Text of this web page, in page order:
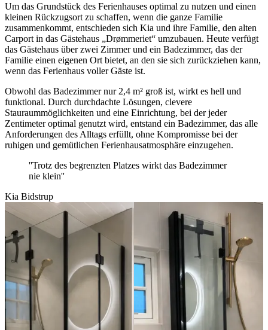
Um das Grundstück des Ferienhauses optimal zu nutzen und einen
kleinen Rückzugsort zu schaffen, wenn die ganze Familie
zusammenkommt, entschieden sich Kia und ihre Familie, den alten
Carport in das Gästehaus „Drømmeriet“ umzubauen. Heute verfügt
das Gästehaus über zwei Zimmer und ein Badezimmer, das der
Familie einen eigenen Ort bietet, an den sie sich zurückziehen kann,
wenn das Ferienhaus voller Gäste ist.
Obwohl das Badezimmer nur 2,4 m² groß ist, wirkt es hell und
funktional. Durch durchdachte Lösungen, clevere
Stauraummöglichkeiten und eine Einrichtung, bei der jeder
Zentimeter optimal genutzt wird, entstand ein Badezimmer, das alle
Anforderungen des Alltags erfüllt, ohne Kompromisse bei der
ruhigen und gemütlichen Ferienhausatmosphäre einzugehen.
''Trotz des begrenzten Platzes wirkt das Badezimmer
nie klein''
Kia Bidstrup